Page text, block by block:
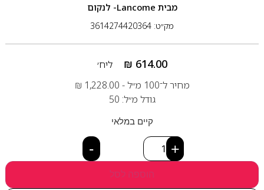
מבית Lancome- לנקום
מק״ט: 3614274420364
₪ 614.00
ליח׳
מחיר ל־100 מ״ל -
₪ 1,228.00
גודל מ״ל: 50
קיים במלאי
- +
הוספה לסל